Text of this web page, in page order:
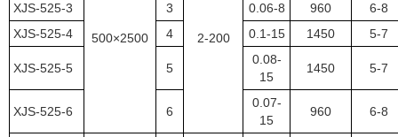
500×2500 2-200
XJS-525-3
3 0.06-8 960
6-8
XJS-525-4
4 0.1-15 1450 5-7
XJS-525-5 5
0.08-
15
1450 5-7
XJS-525-6 6
0.07-
15
960 6-8